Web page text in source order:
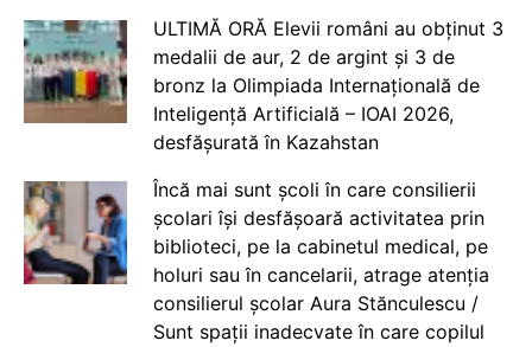
ULTIMĂ ORĂ Elevii români au obținut 3
medalii de aur, 2 de argint și 3 de
bronz la Olimpiada Internațională de
Inteligență Artificială – IOAI 2026,
desfășurată în Kazahstan
Încă mai sunt școli în care consilierii
școlari își desfășoară activitatea prin
biblioteci, pe la cabinetul medical, pe
holuri sau în cancelarii, atrage atenția
consilierul școlar Aura Stănculescu /
Sunt spații inadecvate în care copilul